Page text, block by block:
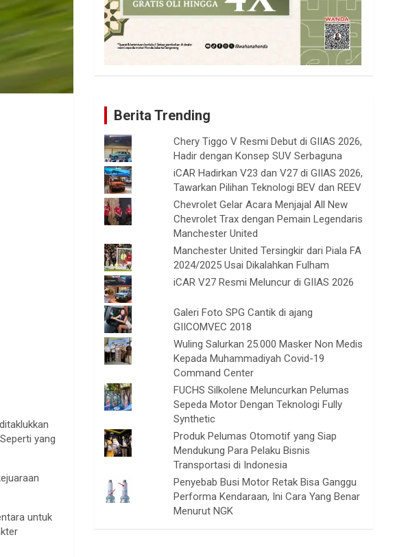
yang
untuk
Berita Trending
Chery Tiggo V Resmi Debut di GIIAS 2026,
Hadir dengan Konsep SUV Serbaguna
iCAR Hadirkan V23 dan V27 di GIIAS 2026,
Tawarkan Pilihan Teknologi BEV dan REEV
Chevrolet Gelar Acara Menjajal All New
Chevrolet Trax dengan Pemain Legendaris
Manchester United
Manchester United Tersingkir dari Piala FA
2024/2025 Usai Dikalahkan Fulham
iCAR V27 Resmi Meluncur di GIIAS 2026
Galeri Foto SPG Cantik di ajang
GIICOMVEC 2018
Wuling Salurkan 25.000 Masker Non Medis
Kepada Muhammadiyah Covid-19
Command Center
FUCHS Silkolene Meluncurkan Pelumas
Sepeda Motor Dengan Teknologi Fully
Synthetic
Produk Pelumas Otomotif yang Siap
Mendukung Para Pelaku Bisnis
Transportasi di Indonesia
Penyebab Busi Motor Retak Bisa Ganggu
Performa Kendaraan, Ini Cara Yang Benar
Menurut NGK